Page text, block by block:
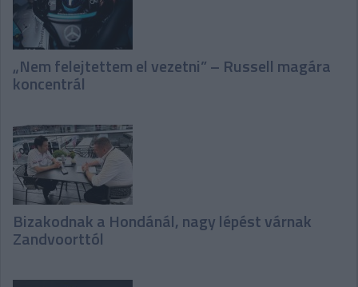
„Nem felejtettem el vezetni” – Russell magára
koncentrál
Bizakodnak a Hondánál, nagy lépést várnak
Zandvoorttól